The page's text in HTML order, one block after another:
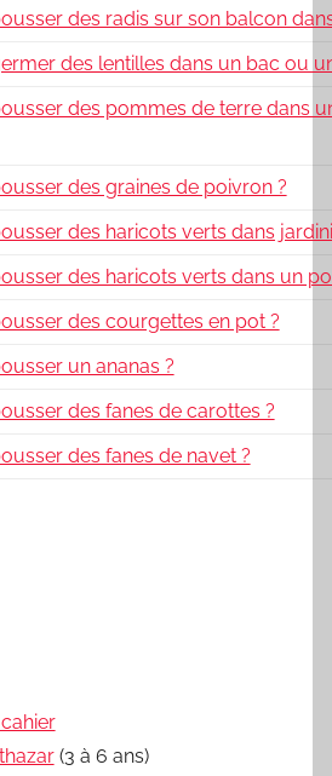
des radis sur son balcon
des lentilles dans un bac ou
des pommes de terre dans
des graines de poivron ?
des haricots verts dans
des haricots verts dans un
des courgettes en pot ?
un ananas ?
des fanes de carottes ?
des fanes de navet ?
(3 à 6 ans)